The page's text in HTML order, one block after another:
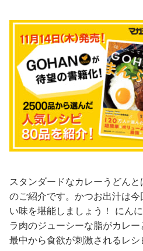
スタンダードなカレーうどん
のご紹介です。かつお出汁は
い味を堪能しましょう！ にん
ラ肉のジューシーな脂がカレ
最中から食欲が刺激されるレシ